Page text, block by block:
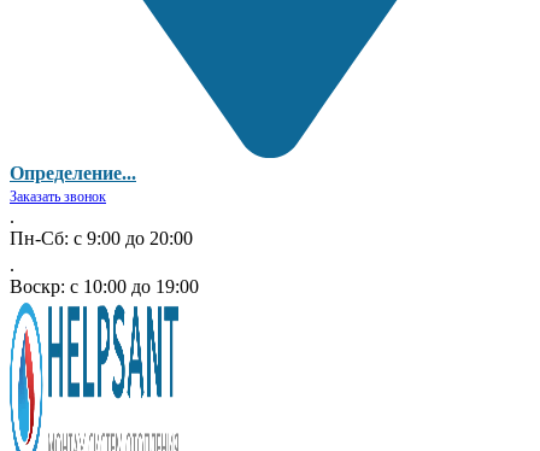
Определение...
Заказать звонок
.
Пн-Сб: с 9:00 до 20:00
.
Воскр: с 10:00 до 19:00